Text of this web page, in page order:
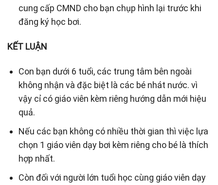
cung cấp CMND cho bạn chụp hình lại trước khi
đăng ký học bơi.
KẾT LUẬN
Con bạn dưới 6 tuổi, các trung tâm bên ngoài
không nhận và đặc biệt là các bé nhát nước. vì
vậy cỉ có giáo viên kèm riêng hướng dẫn mới hiệu
quả.
Nếu các bạn không có nhiều thời gian thì việc lựa
chọn 1 giáo viên dạy bơi kèm riêng cho bé là thích
hợp nhất.
Còn đối với người lớn tuổi học cùng giáo viên dạy